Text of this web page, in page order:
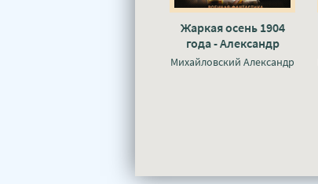
Жаркая осень 1904
года - Александр
Михайловский, Юлия
Михайловский Александр